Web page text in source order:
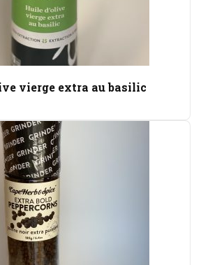
vierge extra au basilic